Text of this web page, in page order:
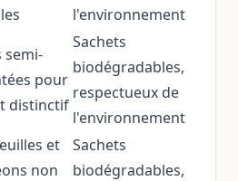
l'environnement
semi-
pour
distinctif
Sachets
biodégradables,
respectueux de
l'environnement
et
non
Sachets
biodégradables,